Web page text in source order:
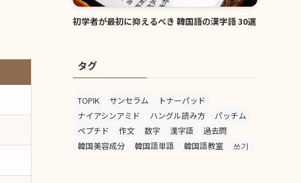
初学者が最初に抑えるべき 韓国語の漢字語 30選
タグ
TOPIK サンセラム
トナーパッド
ナイアシンアミド
ハングル読み方
パッチム
ペプチド
作文 数字 漢字語
過去問
韓国美容成分
韓国語単語 韓国語教室 쓰기